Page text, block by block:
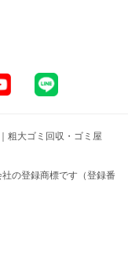
粗大ゴミ回収・ゴミ屋
の登録商標です（登録番